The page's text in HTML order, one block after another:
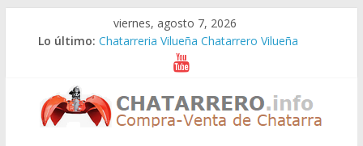
viernes, agosto 7, 2026
Lo último: Chatarreria Vilueña Chatarrero Vilueña
Chatarreria Zuera Chatarrero Zuera
Chatarreria Zaragoza Chatarrero Zaragoza
Chatarreria Zaida Chatarrero Zaida
Chatarreria Vistabella Chatarrero Vistabella